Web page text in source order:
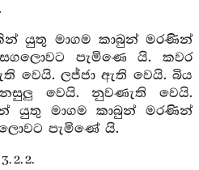
යුතු මාගම කාබුන් මරණින්
පැමිණෙ යි. කවර
වෙයි. ලජ්ජා ඇති වෙයි. බිය
වෙයි. නුවණැති වෙයි.
යුතු මාගම කාබුන් මරණින්
පැමිණේ යි.
3. 2. 2.